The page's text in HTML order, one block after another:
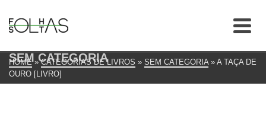
SEM CATEGORIA
HOME » CATEGORIAS DE LIVROS » SEM CATEGORIA » A TAÇA DE
OURO [LIVRO]